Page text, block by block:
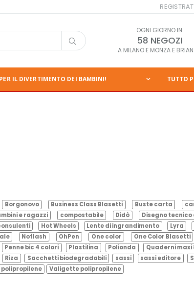
OGNI GIORNO IN
58 NEGOZI
A MILANO E MONZA E
IL DIVERTIMENTO DEI BAMBINI! TUTTO
Borgonovo Business Class Blasetti Buste carta
e ragazzi compostabile Didò
Disegno
Hot Wheels Lente di ingrandimento Lyra
Noflash OhPen One color One Color Blasetti
Penne bic 4 colori Plastilina Polionda
Quaderni maxi
Riza Sacchetti biodegradabili sassi sassi editore
Valigette polipropilene